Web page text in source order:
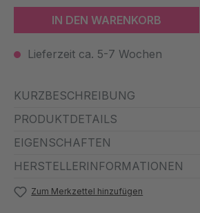
IN DEN WARENKORB
Lieferzeit ca. 5-7 Wochen
KURZBESCHREIBUNG
PRODUKTDETAILS
EIGENSCHAFTEN
HERSTELLERINFORMATIONEN
Zum Merkzettel hinzufügen